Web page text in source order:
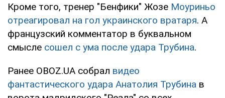
Кроме того, тренер "Бенфики" Жозе Моуриньо
отреагировал на гол украинского вратаря. А
французский комментатор в буквальном
смысле сошел с ума после удара Трубина.
Ранее OBOZ.UA собрал видео
фантастического удара Анатолия Трубина в